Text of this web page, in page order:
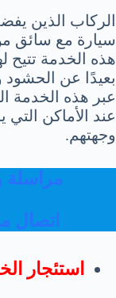
الركاب الذين
سيارة مع سائق
هذه الخدمة تتيح
بعيدًا عن الحشود
عبر هذه الخدمة
عند الأماكن التي
وجهتهم.
مراسلة واتس
اتصال مباشر
استئجار